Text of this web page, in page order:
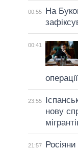
00:55
На
00:41
23:55
нову
21:57